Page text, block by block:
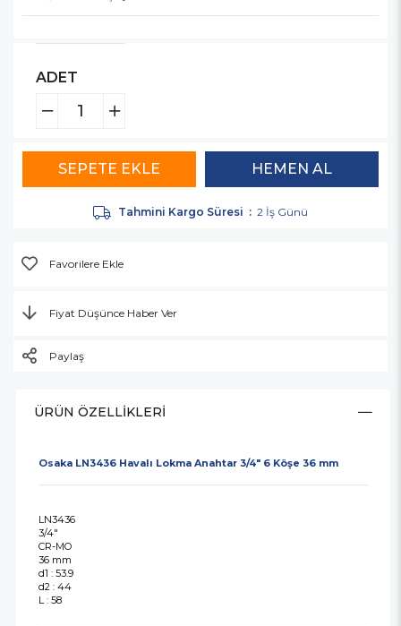
ADET
Tahmini Kargo Süresi : 2 İş Günü
Favorilere Ekle
Fiyat Düşünce Haber Ver
Paylaş
ÜRÜN ÖZELLIKLERI
Osaka LN3436 Havalı Lokma Anahtar 3/4" 6 Köşe 36 mm
LN3436
3/4"
CR-MO
36 mm
d1 : 53.9
d2 : 44
L : 58